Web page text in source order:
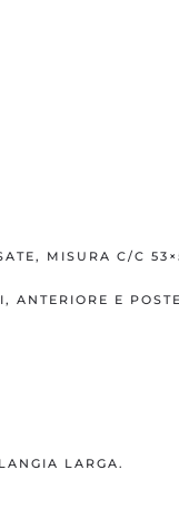
MISURA C/C
E
LARGA.